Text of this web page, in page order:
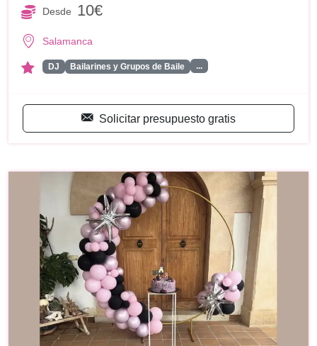
Desde 10€
Salamanca
DJ Bailarines y Grupos de Baile ...
Solicitar presupuesto gratis